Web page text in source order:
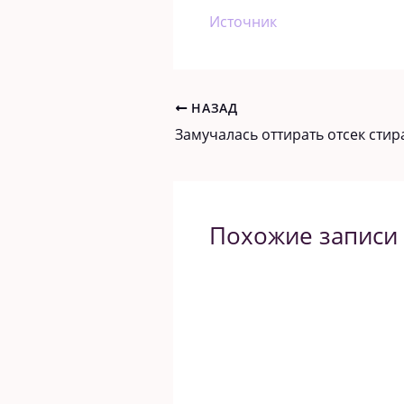
Источник
НАЗАД
Похожие записи